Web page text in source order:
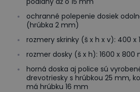
ochranné polepenie dosiek
(hrúbka 2 mm)
rozmery skrinky (š x h x v): 400 x
rozmer dosky (š x h): 1600 x 800
horná doska aj police sú
drevotriesky s hrúbkou 25 mm,
má hrúbku 16 mm